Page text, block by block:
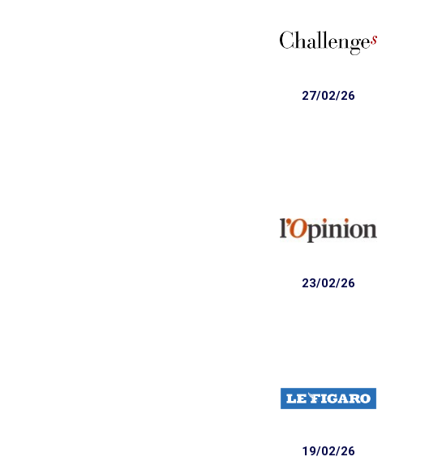
27/02/26
23/02/26
19/02/26